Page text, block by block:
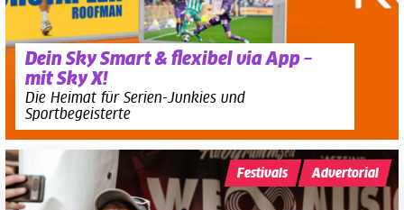
Dein Sky Smart & flexibel via App –
mit Sky X!
Die Heimat für Serien-Junkies und
Sportbegeisterte
Festivals Advertorial